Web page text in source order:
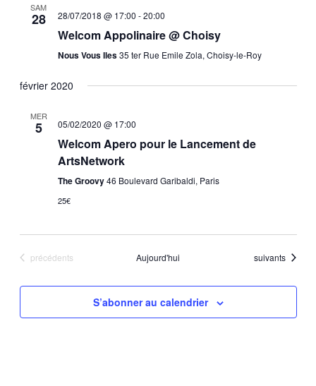
SAM
28 28/07/2018 @ 17:00 -20:00
Welcom Appolinaire @ Choisy
Nous Vous Iles35 ter Rue Emile Zola, Choisy-le-Roy
février 2020
MER
5 05/02/2020 @ 17:00
Welcom Apero pour le Lancement de
ArtsNetwork
The Groovy46 Boulevard Garibaldi, Paris
25€
Évènements
précédents Aujourd'hui Évènements
suivants
S’abonner au calendrier